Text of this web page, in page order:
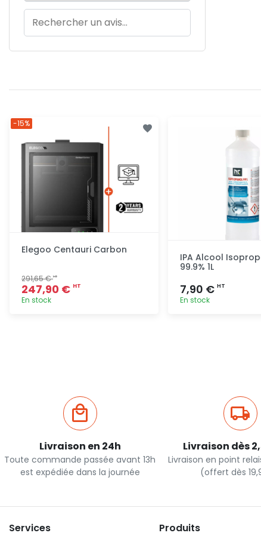
Elegoo Centauri Carbon
291,65 €HT
247,90 € HT
En stock
-15%
IPA Alcool
99.9% 1L
7,90 € HT
En stock
Livraison en 24h
Toute commande passée avant 13h
est expédiée dans la journée
Livraison dès
Livraison en point
(offert dès
Services Produits